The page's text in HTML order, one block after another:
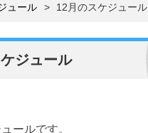
ュール 12月のスケジュール
ジュール
ールです。